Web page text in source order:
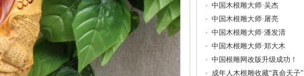
中国木根雕大师·吴杰
中国木根雕大师·屠亮
中国木根雕大师·潘发清
中国木根雕大师·郑大木
中国根雕网改版升级成功！
成年人木根雕收藏“真命天子”